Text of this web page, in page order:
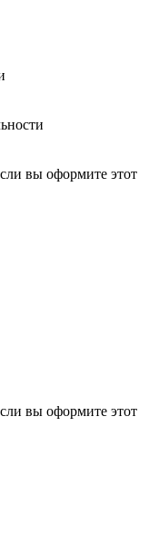
вы оформите этот
вы оформите этот